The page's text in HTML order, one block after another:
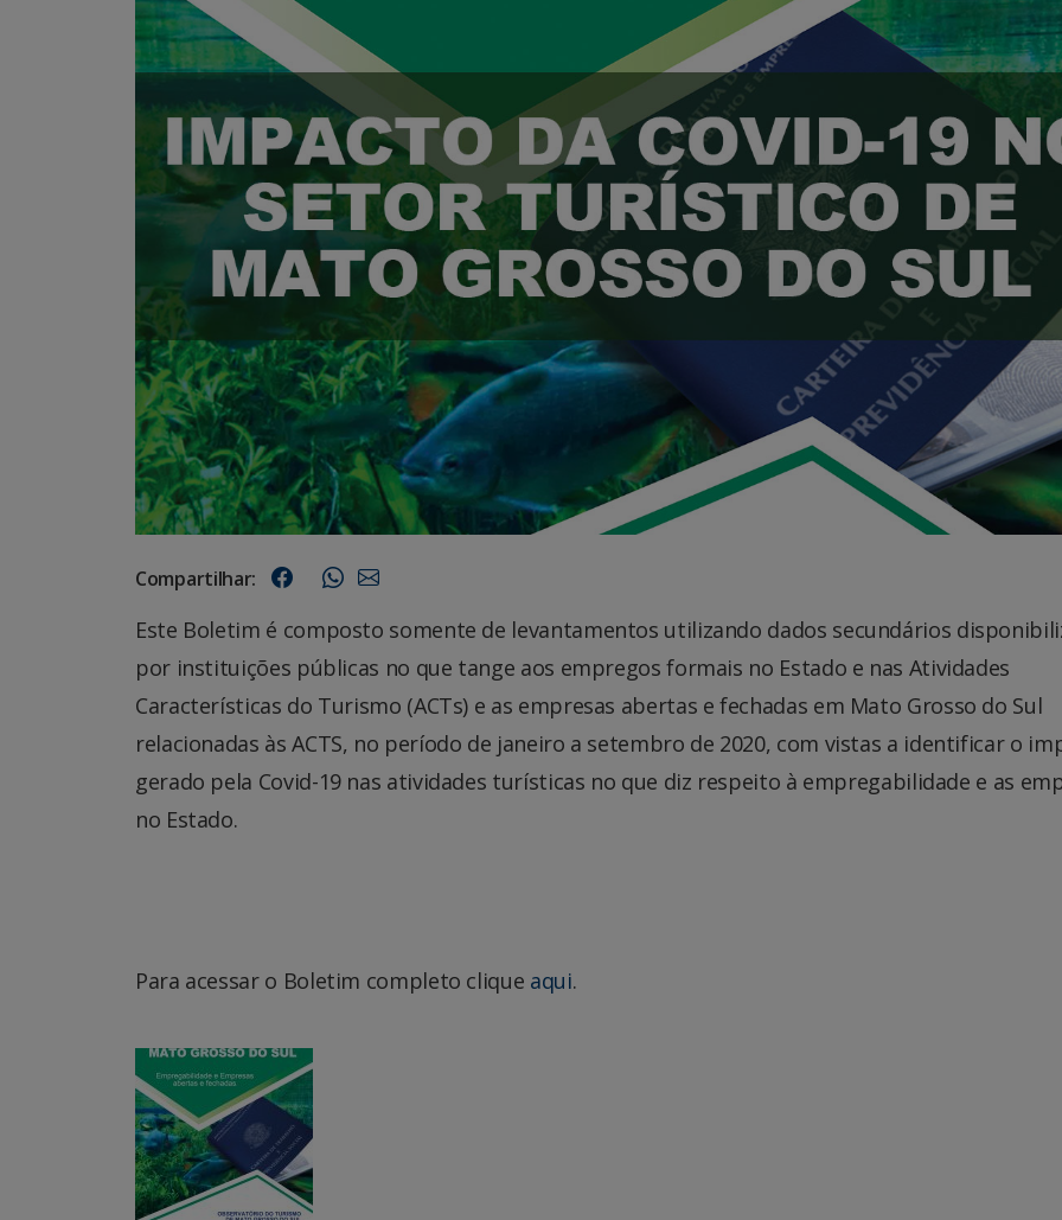
Compartilhar:
Este Boletim é composto somente de levantamentos utilizando dados secundários
por instituições públicas no que tange aos empregos formais no Estado e nas Atividades
Características do Turismo (ACTs) e as empresas abertas e fechadas em Mato Grosso do Sul
relacionadas às ACTS, no período de janeiro a setembro de 2020, com vistas a identificar o
gerado pela Covid-19 nas atividades turísticas no que diz respeito à empregabilidade e as
no Estado.
Para acessar o Boletim completo clique aqui.